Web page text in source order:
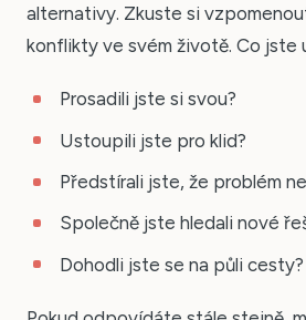
alternativy. Zkuste si
konflikty ve svém životě. Co jste
Prosadili jste si svou?
Ustoupili jste pro klid?
Předstírali jste, že problém
Společně jste hledali nové
Dohodli jste se na půli cesty?